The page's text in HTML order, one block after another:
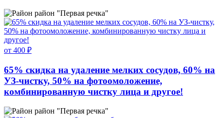
район "Первая речка"
от 400 ₽
65% скидка на удаление мелких сосудов, 60% на
УЗ-чистку, 50% на фотоомоложение,
комбинированную чистку лица и другое!
район "Первая речка"